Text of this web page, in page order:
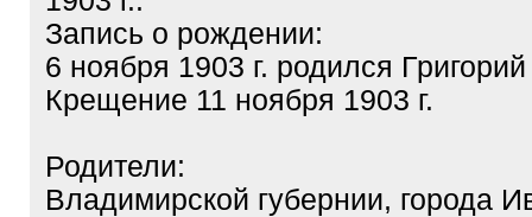
Запись о рождении:
6 ноября 1903 г. родился Григорий
Крещение 11 ноября 1903 г.
Родители:
Владимирской губернии, города